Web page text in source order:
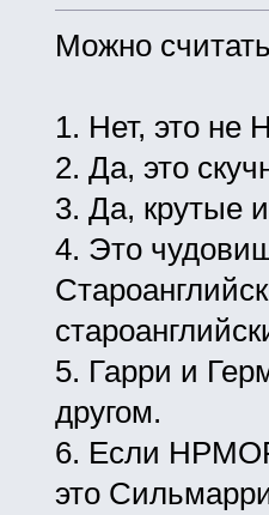
Можно
1. Нет, это не
2. Да, это
3. Да, крутые
4. Это
5. Гарри и
другом.
6. Если
это